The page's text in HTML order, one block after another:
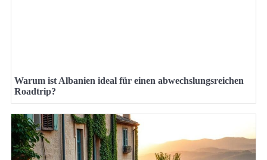
Warum ist Albanien ideal für einen abwechslungsreichen
Roadtrip?